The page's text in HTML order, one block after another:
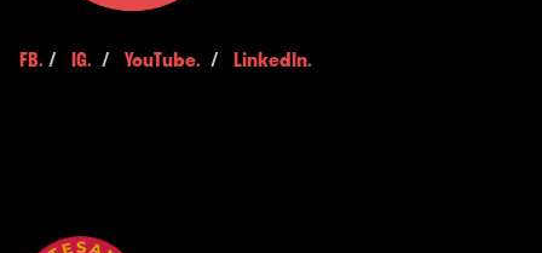
FB. / IG. / YouTube. / LinkedIn.